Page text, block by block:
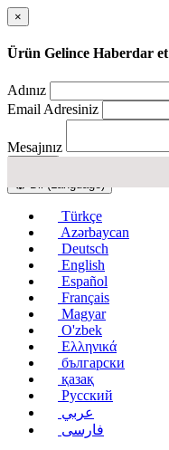
×
Ürün Gelince Haberdar et
Adınız
Email Adresiniz
Mesajınız
Türkçe
Azərbaycan
Deutsch
English
Español
Français
Magyar
O'zbek
Ελληνικά
български
қазақ
Русский
عربي
فارسی